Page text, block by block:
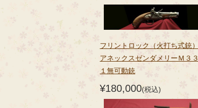
フリントロック（火打ち式銃）
アネックスゼンダメリーＭ３３
１無可動銃
¥180,000(税込)